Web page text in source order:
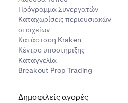
Πρόγραμμα Συνεργατών
Καταχωρίσεις περιουσιακών
στοιχείων
Κατάσταση Kraken
Κέντρο υποστήριξης
Καταγγελία
Breakout Prop Trading
Δημοφιλείς αγορές